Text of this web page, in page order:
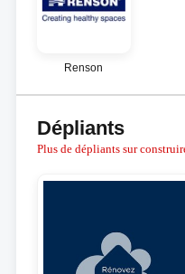
Renson
Dépliants
Plus de dépliants sur